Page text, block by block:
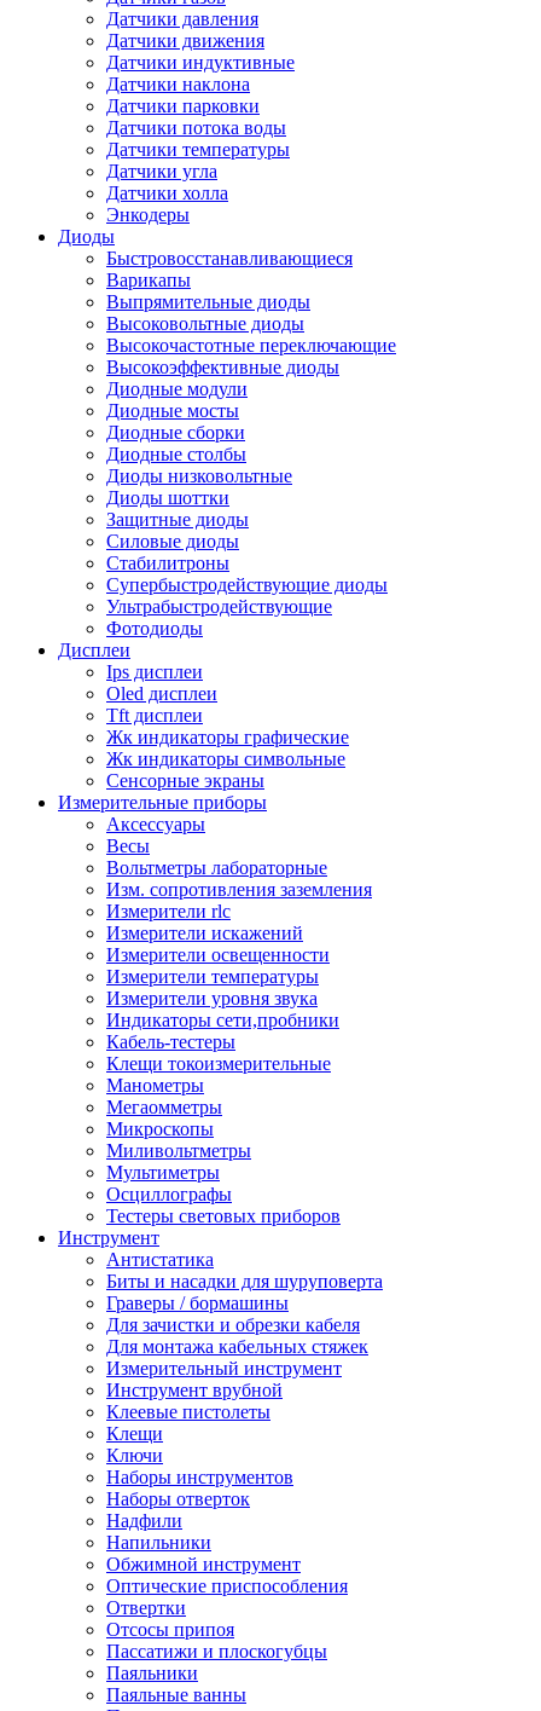
Датчики давления
Датчики движения
Датчики индуктивные
Датчики наклона
Датчики парковки
Датчики потока воды
Датчики температуры
Датчики угла
Датчики холла
Энкодеры
Диоды
Быстровосстанавливающиеся
Варикапы
Выпрямительные диоды
Высоковольтные диоды
Высокочастотные переключающие
Высокоэффективные диоды
Диодные модули
Диодные мосты
Диодные сборки
Диодные столбы
Диоды низковольтные
Диоды шоттки
Защитные диоды
Силовые диоды
Стабилитроны
Супербыстродействующие диоды
Ультрабыстродействующие
Фотодиоды
Дисплеи
Ips дисплеи
Oled дисплеи
Tft дисплеи
Жк индикаторы графические
Жк индикаторы символьные
Сенсорные экраны
Измерительные приборы
Аксессуары
Весы
Вольтметры лабораторные
Изм. сопротивления заземления
Измерители rlc
Измерители искажений
Измерители освещенности
Измерители температуры
Измерители уровня звука
Индикаторы сети,пробники
Кабель-тестеры
Клещи токоизмерительные
Манометры
Мегаомметры
Микроскопы
Миливольтметры
Мультиметры
Осциллографы
Тестеры световых приборов
Инструмент
Антистатика
Биты и насадки для шуруповерта
Граверы / бормашины
Для зачистки и обрезки кабеля
Для монтажа кабельных стяжек
Измерительный инструмент
Инструмент врубной
Клеевые пистолеты
Клещи
Ключи
Наборы инструментов
Наборы отверток
Надфили
Напильники
Обжимной инструмент
Оптические приспособления
Отвертки
Отсосы припоя
Пассатижи и плоскогубцы
Паяльники
Паяльные ванны